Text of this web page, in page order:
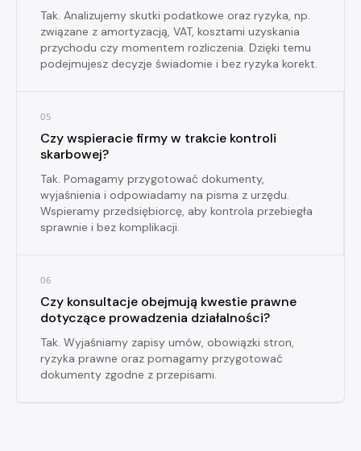
Tak. Analizujemy skutki podatkowe oraz ryzyka, np.
związane z amortyzacją, VAT, kosztami uzyskania
przychodu czy momentem rozliczenia. Dzięki temu
podejmujesz decyzje świadomie i bez ryzyka korekt.
05
Czy wspieracie firmy w trakcie kontroli
skarbowej?
Tak. Pomagamy przygotować dokumenty,
wyjaśnienia i odpowiadamy na pisma z urzędu.
Wspieramy przedsiębiorcę, aby kontrola przebiegła
sprawnie i bez komplikacji.
06
Czy konsultacje obejmują kwestie prawne
dotyczące prowadzenia działalności?
Tak. Wyjaśniamy zapisy umów, obowiązki stron,
ryzyka prawne oraz pomagamy przygotować
dokumenty zgodne z przepisami.